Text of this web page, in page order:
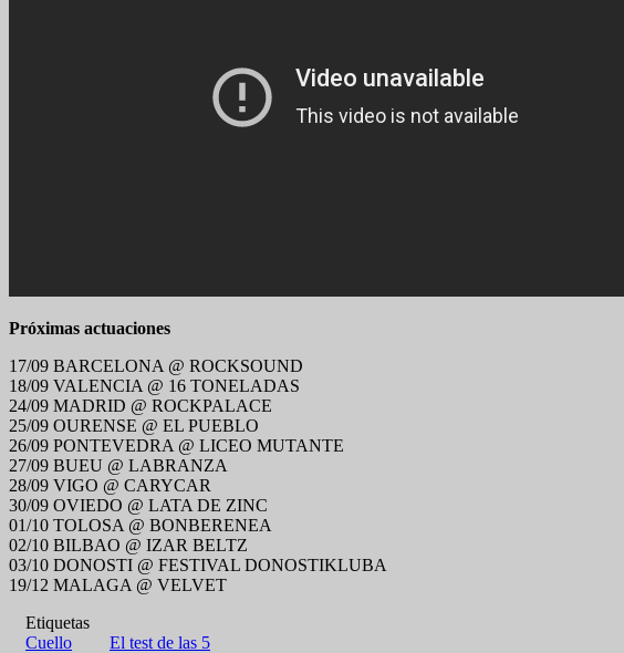
Próximas actuaciones
17/09 BARCELONA @ ROCKSOUND
18/09 VALENCIA @ 16 TONELADAS
24/09 MADRID @ ROCKPALACE
25/09 OURENSE @ EL PUEBLO
26/09 PONTEVEDRA @ LICEO MUTANTE
27/09 BUEU @ LABRANZA
28/09 VIGO @ CARYCAR
30/09 OVIEDO @ LATA DE ZINC
01/10 TOLOSA @ BONBERENEA
02/10 BILBAO @ IZAR BELTZ
03/10 DONOSTI @ FESTIVAL DONOSTIKLUBA
19/12 MALAGA @ VELVET
Etiquetas
Cuello
El test de las 5